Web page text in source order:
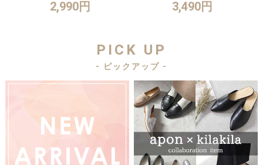
2,990円 3,490円
PICK UP
- ピックアップ -